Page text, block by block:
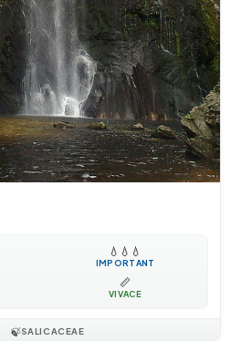
💧 💧 💧
IMPORTANT
📏
VIVACE
🍃SALICACEAE